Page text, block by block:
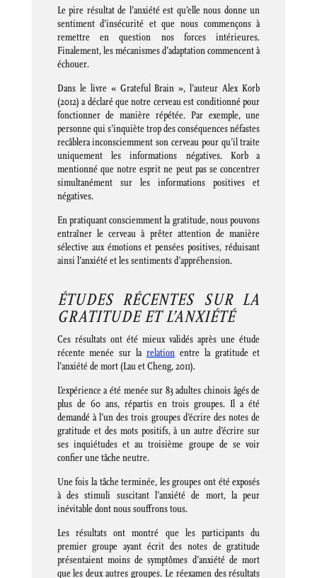
Le pire résultat de l’anxiété est qu’elle nous donne un
sentiment d’insécurité et que nous commençons à
remettre en question nos forces intérieures.
Finalement, les mécanismes d’adaptation commencent à
échouer.
Dans le livre « Grateful Brain », l’auteur Alex Korb
(2012) a déclaré que notre cerveau est conditionné pour
fonctionner de manière répétée. Par exemple, une
personne qui s’inquiète trop des conséquences néfastes
recâblera inconsciemment son cerveau pour qu’il traite
uniquement les informations négatives. Korb a
mentionné que notre esprit ne peut pas se concentrer
simultanément sur les informations positives et
négatives.
En pratiquant consciemment la gratitude, nous pouvons
entraîner le cerveau à prêter attention de manière
sélective aux émotions et pensées positives, réduisant
ainsi l’anxiété et les sentiments d’appréhension.
ÉTUDES RÉCENTES SUR LA
GRATITUDE ET L’ANXIÉTÉ
Ces résultats ont été mieux validés après une étude
récente menée sur la relation entre la gratitude et
l’anxiété de mort (Lau et Cheng, 2011).
L’expérience a été menée sur 83 adultes chinois âgés de
plus de 60 ans, répartis en trois groupes. Il a été
demandé à l’un des trois groupes d’écrire des notes de
gratitude et des mots positifs, à un autre d’écrire sur
ses inquiétudes et au troisième groupe de se voir
confier une tâche neutre.
Une fois la tâche terminée, les groupes ont été exposés
à des stimuli suscitant l’anxiété de mort, la peur
inévitable dont nous souffrons tous.
Les résultats ont montré que les participants du
premier groupe ayant écrit des notes de gratitude
présentaient moins de symptômes d’anxiété de mort
que les deux autres groupes. Le réexamen des résultats